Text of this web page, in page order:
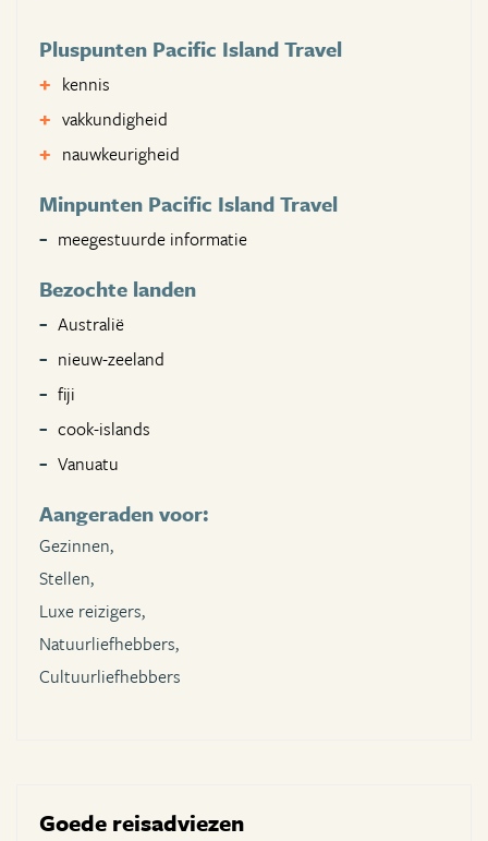
Pluspunten Pacific Island Travel
kennis
vakkundigheid
nauwkeurigheid
Minpunten Pacific Island Travel
meegestuurde informatie
Bezochte landen
Australië
nieuw-zeeland
fiji
cook-islands
Vanuatu
Aangeraden voor:
Gezinnen,
Stellen,
Luxe reizigers,
Natuurliefhebbers,
Cultuurliefhebbers
Goede reisadviezen